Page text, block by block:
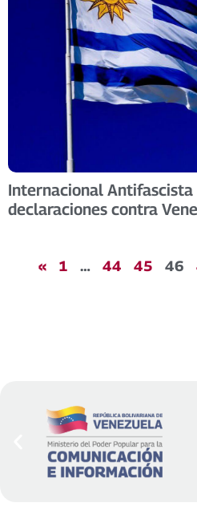
Internacional Antifascista
declaraciones contra
« 1 … 44 45 46